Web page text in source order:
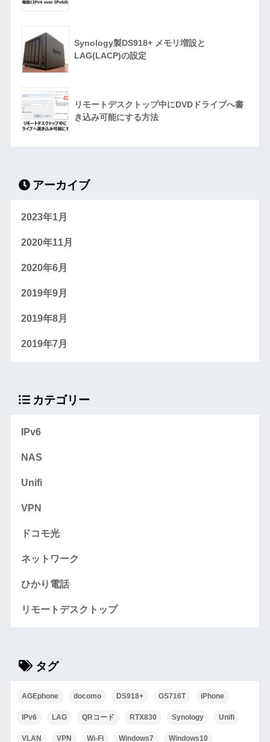
Synology製DS918+ メモリ増設と
LAG(LACP)の設定
リモートデスクトップ中にDVDドライブへ書
き込み可能にする方法
アーカイブ
2023年1月
2020年11月
2020年6月
2019年9月
2019年8月
2019年7月
カテゴリー
IPv6
NAS
Unifi
VPN
ドコモ光
ネットワーク
ひかり電話
リモートデスクトップ
タグ
AGEphone docomo DS918+ GS716T iPhone
IPv6 LAG QRコード RTX830 Synology Unifi
VLAN VPN Wi-Fi Windows7 Windows10